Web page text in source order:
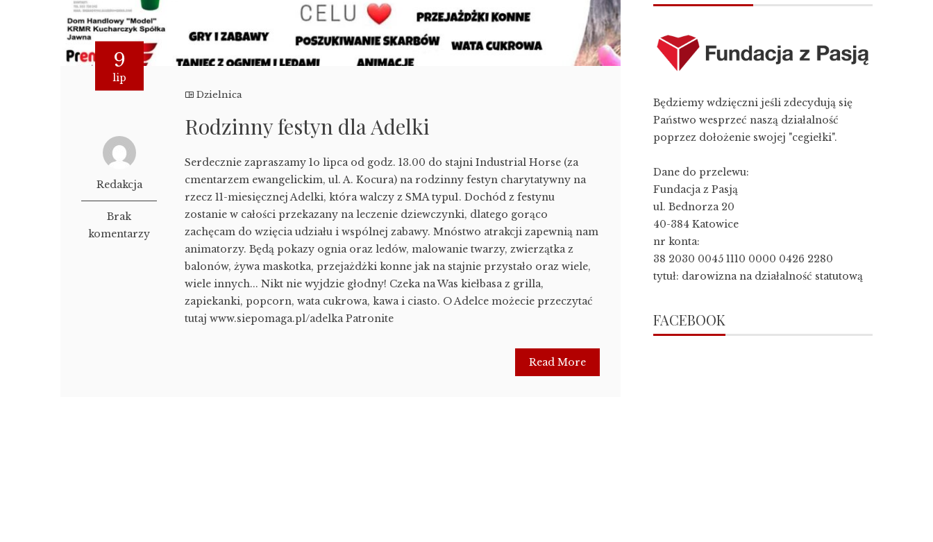
9
lip
Redakcja
Brak
komentarzy
Dzielnica
Rodzinny festyn dla Adelki
Serdecznie zapraszamy 1o lipca od godz. 13.00 do stajni Industrial Horse (za
cmentarzem ewangelickim, ul. A. Kocura) na rodzinny festyn charytatywny na
rzecz 11-miesięcznej Adelki, która walczy z SMA typu1. Dochód z festynu
zostanie w całości przekazany na leczenie dziewczynki, dlatego gorąco
zachęcam do wzięcia udziału i wspólnej zabawy. Mnóstwo atrakcji zapewnią nam
animatorzy. Będą pokazy ognia oraz ledów, malowanie twarzy, zwierzątka z
balonów, żywa maskotka, przejażdżki konne jak na stajnie przystało oraz wiele,
wiele innych... Nikt nie wyjdzie głodny! Czeka na Was kiełbasa z grilla,
zapiekanki, popcorn, wata cukrowa, kawa i ciasto. O Adelce możecie przeczytać
tutaj www.siepomaga.pl/adelka Patronite
Read More
Będziemy wdzięczni jeśli zdecydują się
Państwo wesprzeć naszą działalność
poprzez dołożenie swojej "cegiełki".
Dane do przelewu:
Fundacja z Pasją
ul. Bednorza 20
40-384 Katowice
nr konta:
38 2030 0045 1110 0000 0426 2280
tytuł: darowizna na działalność statutową
FACEBOOK